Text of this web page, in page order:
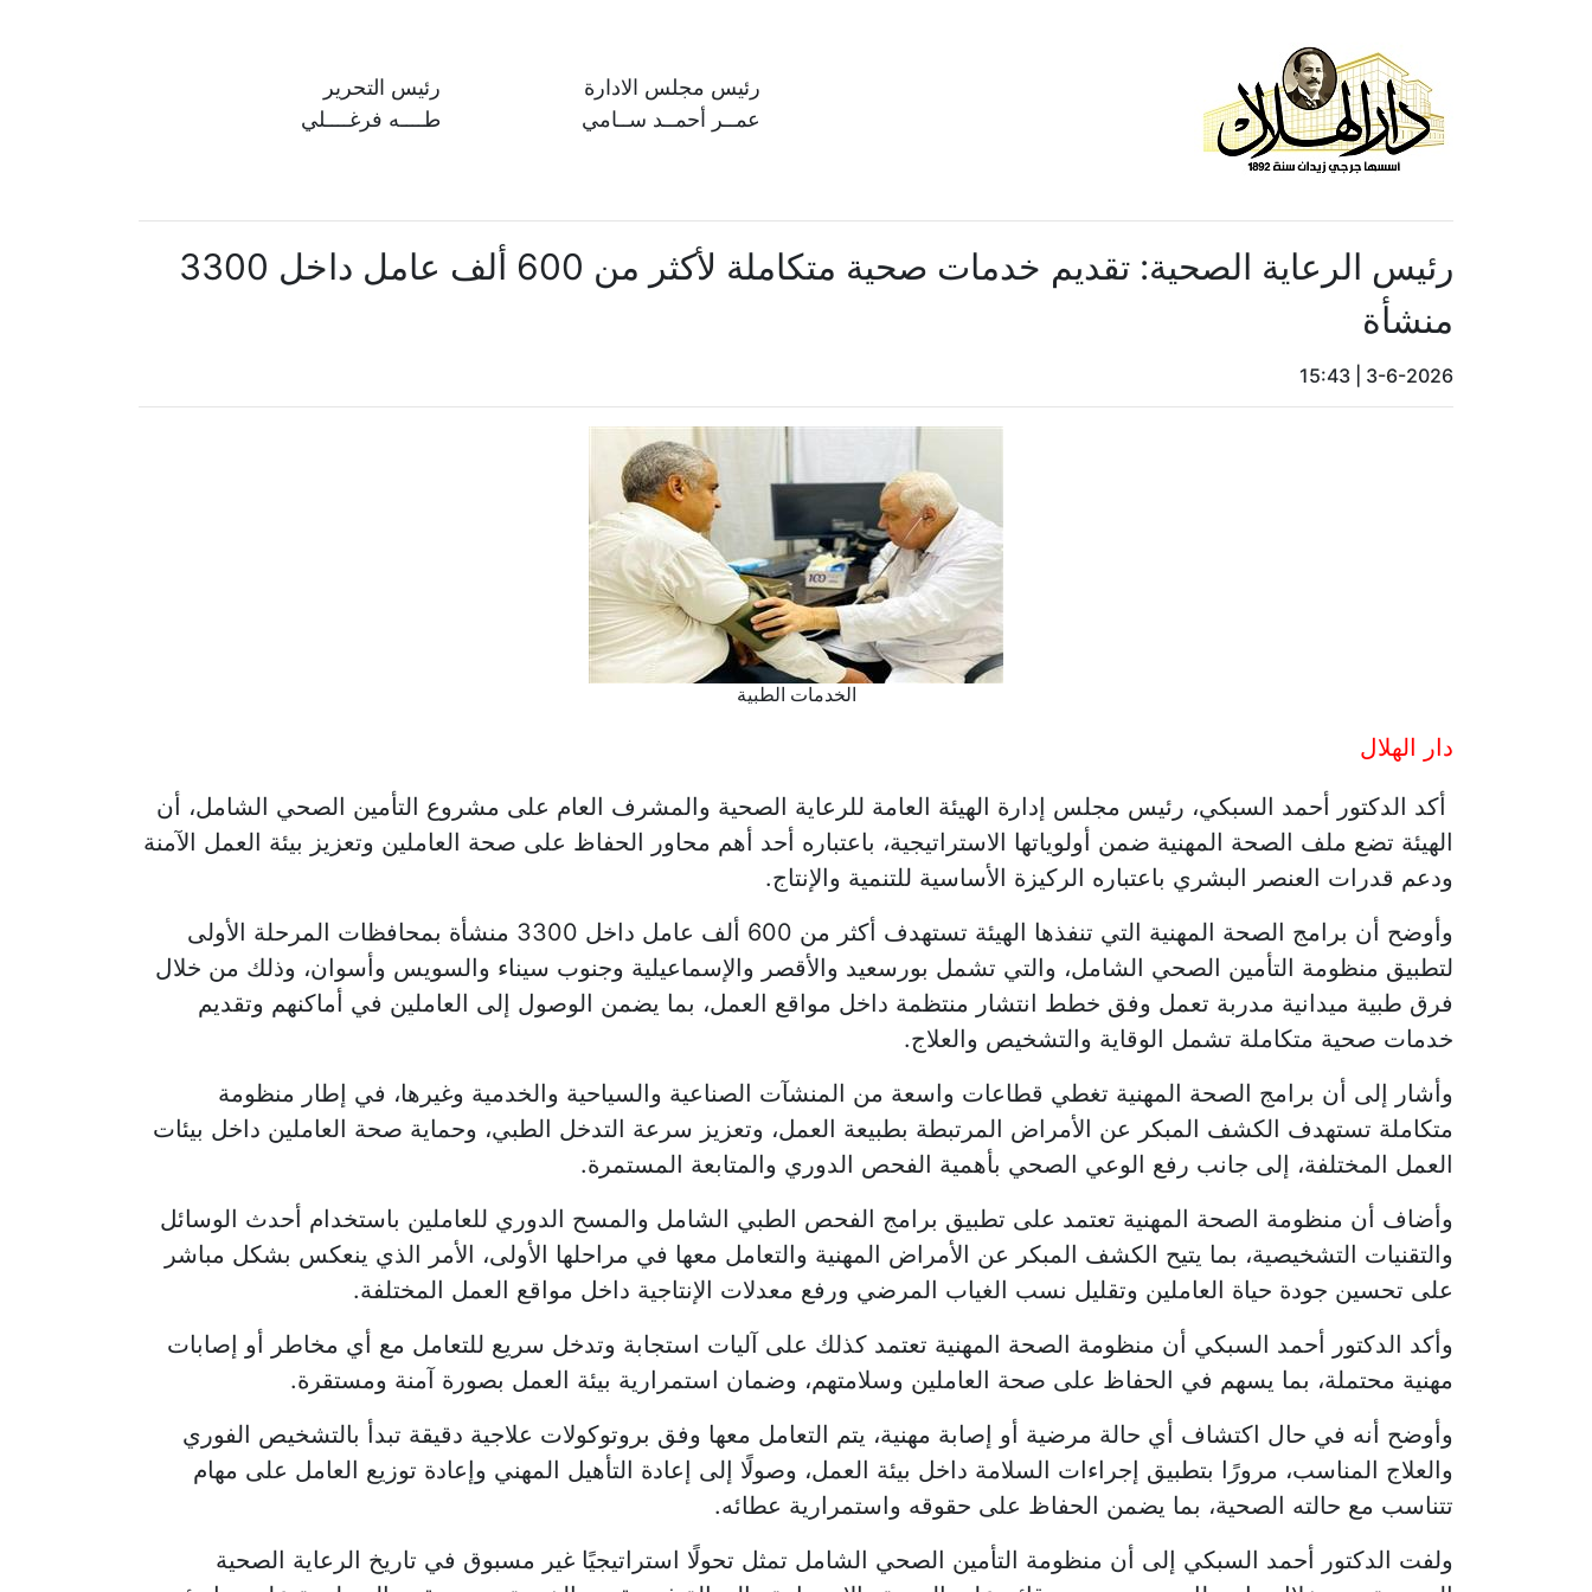
رئيس مجلس الادارة
عمــر أحمــد ســامي
رئيس التحرير
طــــه فرغــــلي
رئيس الرعاية الصحية: تقديم خدمات صحية متكاملة لأكثر من 600 ألف عامل داخل 3300
منشأة
3-6-2026
15:43
الخدمات الطبية
دار الهلال
أكد الدكتور أحمد السبكي، رئيس مجلس إدارة الهيئة العامة للرعاية الصحية والمشرف العام على مشروع التأمين الصحي الشامل، أن
الهيئة تضع ملف الصحة المهنية ضمن أولوياتها الاستراتيجية، باعتباره أحد أهم محاور الحفاظ على صحة العاملين وتعزيز بيئة العمل الآمنة
ودعم قدرات العنصر البشري باعتباره الركيزة الأساسية للتنمية والإنتاج.
وأوضح أن برامج الصحة المهنية التي تنفذها الهيئة تستهدف أكثر من 600 ألف عامل داخل 3300 منشأة بمحافظات المرحلة الأولى
لتطبيق منظومة التأمين الصحي الشامل، والتي تشمل بورسعيد والأقصر والإسماعيلية وجنوب سيناء والسويس وأسوان، وذلك من خلال
فرق طبية ميدانية مدربة تعمل وفق خطط انتشار منتظمة داخل مواقع العمل، بما يضمن الوصول إلى العاملين في أماكنهم وتقديم
خدمات صحية متكاملة تشمل الوقاية والتشخيص والعلاج.
وأشار إلى أن برامج الصحة المهنية تغطي قطاعات واسعة من المنشآت الصناعية والسياحية والخدمية وغيرها، في إطار منظومة
متكاملة تستهدف الكشف المبكر عن الأمراض المرتبطة بطبيعة العمل، وتعزيز سرعة التدخل الطبي، وحماية صحة العاملين داخل بيئات
العمل المختلفة، إلى جانب رفع الوعي الصحي بأهمية الفحص الدوري والمتابعة المستمرة.
وأضاف أن منظومة الصحة المهنية تعتمد على تطبيق برامج الفحص الطبي الشامل والمسح الدوري للعاملين باستخدام أحدث الوسائل
والتقنيات التشخيصية، بما يتيح الكشف المبكر عن الأمراض المهنية والتعامل معها في مراحلها الأولى، الأمر الذي ينعكس بشكل مباشر
على تحسين جودة حياة العاملين وتقليل نسب الغياب المرضي ورفع معدلات الإنتاجية داخل مواقع العمل المختلفة.
وأكد الدكتور أحمد السبكي أن منظومة الصحة المهنية تعتمد كذلك على آليات استجابة وتدخل سريع للتعامل مع أي مخاطر أو إصابات
مهنية محتملة، بما يسهم في الحفاظ على صحة العاملين وسلامتهم، وضمان استمرارية بيئة العمل بصورة آمنة ومستقرة.
وأوضح أنه في حال اكتشاف أي حالة مرضية أو إصابة مهنية، يتم التعامل معها وفق بروتوكولات علاجية دقيقة تبدأ بالتشخيص الفوري
والعلاج المناسب، مرورًا بتطبيق إجراءات السلامة داخل بيئة العمل، وصولًا إلى إعادة التأهيل المهني وإعادة توزيع العامل على مهام
تتناسب مع حالته الصحية، بما يضمن الحفاظ على حقوقه واستمرارية عطائه.
ولفت الدكتور أحمد السبكي إلى أن منظومة التأمين الصحي الشامل تمثل تحولًا استراتيجيًا غير مسبوق في تاريخ الرعاية الصحية